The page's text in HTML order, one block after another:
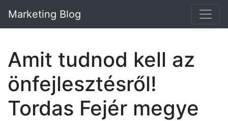
Marketing Blog
Amit tudnod kell az
önfejlesztésről!
Tordas Fejér megye